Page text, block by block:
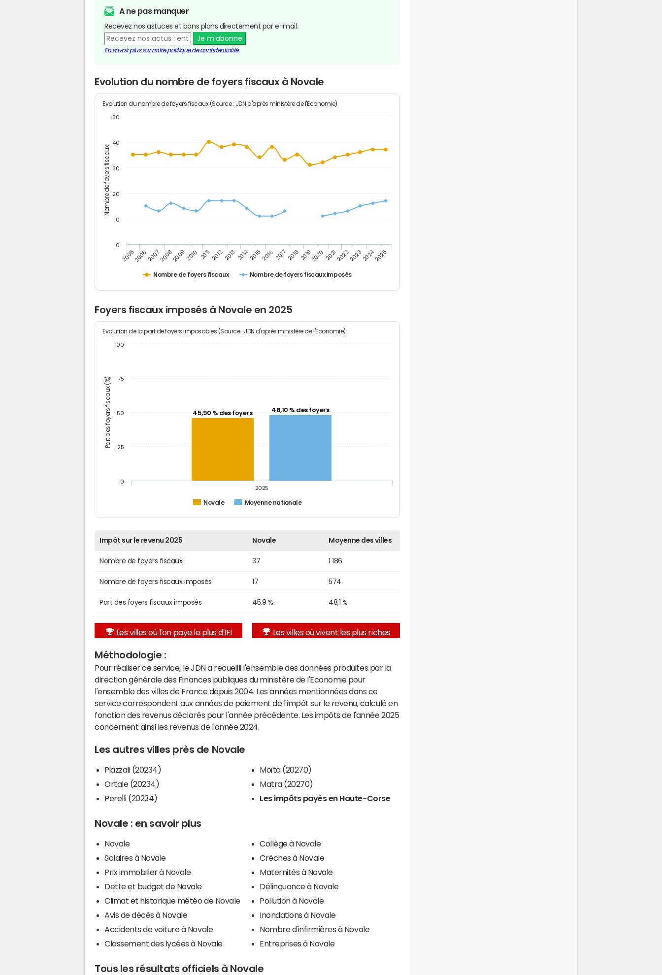
A ne pas manquer
Recevez nos astuces et bons plans directement par e-mail.
Je m'abonne
En savoir plus sur notre politique de confidentialité
Evolution du nombre de foyers fiscaux à Novale
Nombre de foyers fiscaux
Evolution du nombre de foyers fiscaux (Source : JDN d'après ministère de l'Economie)
Nombre de foyers fiscaux Nombre de foyers fiscaux imposés
200520062007200820092010 201120122013201420152016 2017 20182019202020212022202320242025
0
10
20
30
40
50
Foyers fiscaux imposés à Novale en 2025
Part des foyers fiscaux (%)
Evolution de la part de foyers imposables (Source : JDN d'après ministère de l'Economie)
45,90 % des foyers 48,10 % des foyers
Novale Moyenne nationale
2025
0
25
50
75
100
Impôt sur le revenu 2025 Novale Moyenne des villes
Nombre de foyers fiscaux 37 1 186
Nombre de foyers fiscaux imposés 17 574
Part des foyers fiscaux imposés 45,9 % 48,1 %
Les villes où l'on paye le plus d'IFI Les villes où vivent les plus riches
Méthodologie :
Pour réaliser ce service, le JDN a recueilli l'ensemble des données produites par la
direction générale des Finances publiques du ministère de l'Economie pour
l'ensemble des villes de France depuis 2004. Les années mentionnées dans ce
service correspondent aux années de paiement de l'impôt sur le revenu, calculé en
fonction des revenus déclarés pour l'année précédente. Les impôts de l'année 2025
concernent ainsi les revenus de l'année 2024.
Les autres villes près de Novale
Piazzali (20234)
Ortale (20234)
Perelli (20234)
Moïta (20270)
Matra (20270)
Les impôts payés en Haute-Corse
Novale : en savoir plus
Novale
Salaires à Novale
Prix immobilier à Novale
Dette et budget de Novale
Climat et historique météo de Novale
Avis de décès à Novale
Accidents de voiture à Novale
Classement des lycées à Novale
Collège à Novale
Crèches à Novale
Maternités à Novale
Délinquance à Novale
Pollution à Novale
Inondations à Novale
Nombre d'infirmières à Novale
Entreprises à Novale
Tous les résultats officiels à Novale